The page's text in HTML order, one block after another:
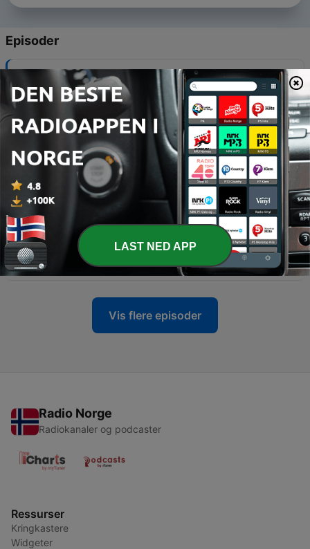
Episoder
- 34: - Gi barna trygg selvtillit i foreldregave
06 jan. 2022
33 - 33: - Gi barna sunn identitet i foreldregave
06 jan. 2022
32 - 32: Kjærlighet og respekt i ekteskapet
06 jan. 2022
31 - 31: Forpliktelse og kommunikasjon i ekteskapet
06 jan. 2022
30 - 30: Sosiale antenner
05 feb. 2020
Vis flere episoder
Radio Norge
Radiokanaler og podcaster
Ressurser
Kringkastere
Widgeter
LAST NED APP